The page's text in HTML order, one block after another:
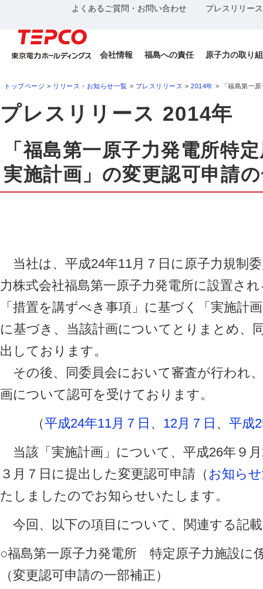
よくあるご質問・お問い合わせ プレスリリー
会社情報 福島への責任 原子力の取り
トップページ > リリース・お知らせ一覧 > プレスリリース >2014年 > 「福島第一
プレスリリース 2014年
「福島第一原子力発電所特
実施計画」の変更認可申請
当社は、平成24年11月７日に原子力規制
力株式会社福島第一原子力発電所に設置さ
「措置を講ずべき事項」に基づく「実施計
に基づき、当該計画についてとりまとめ、
出しております。
その後、同委員会において審査が行われ
画について認可を受けております。
（平成24年11月７日 、 12月７日 、 平成
当該「実施計画」について、平成26年９
３月７日に提出した変更認可申請（お知ら
たしましたのでお知らせいたします。
今回、以下の項目について、関連する記
○福島第一原子力発電所 特定原子力施設に
（変更認可申請の一部補正）